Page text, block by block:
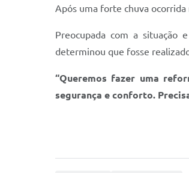
Após uma forte chuva ocorrida
Preocupada com a situação
determinou que fosse
“Queremos fazer uma
segurança e conforto.